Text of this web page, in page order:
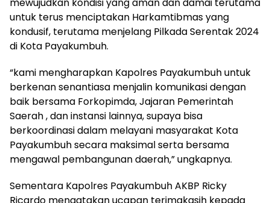
mewujudkan kondisi yang aman dan damai terutama
untuk terus menciptakan Harkamtibmas yang
kondusif, terutama menjelang Pilkada Serentak 2024
di Kota Payakumbuh.
“kami mengharapkan Kapolres Payakumbuh untuk
berkenan senantiasa menjalin komunikasi dengan
baik bersama Forkopimda, Jajaran Pemerintah
Saerah , dan instansi lainnya, supaya bisa
berkoordinasi dalam melayani masyarakat Kota
Payakumbuh secara maksimal serta bersama
mengawal pembangunan daerah,” ungkapnya.
Sementara Kapolres Payakumbuh AKBP Ricky